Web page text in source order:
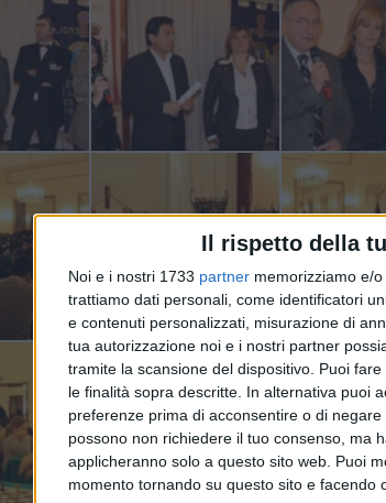
Il rispetto della
Noi e i nostri 1733 partner memorizziamo e/
trattiamo dati personali, come identificatori
e contenuti personalizzati, misurazione di
tua autorizzazione noi e i nostri partner
tramite la scansione del dispositivo. Puoi
le finalità sopra descritte. In alternativa puoi
preferenze prima di acconsentire o di negare
possono non richiedere il tuo consenso, ma
applicheranno solo a questo sito web. Puoi
momento tornando su questo sito e facendo